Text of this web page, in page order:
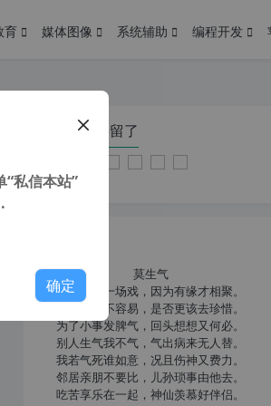
育 媒体图像 系统辅助 编程开发
您在本页停留了
莫生气
人生就像一场戏，因为有缘才相聚。
相扶到老不容易，是否更该去珍惜。
为了小事发脾气，回头想想又何必。
别人生气我不气，气出病来无人替。
我若气死谁如意，况且伤神又费力。
邻居亲朋不要比，儿孙琐事由他去。
吃苦享乐在一起，神仙羡慕好伴侣。
私信本站”
确定